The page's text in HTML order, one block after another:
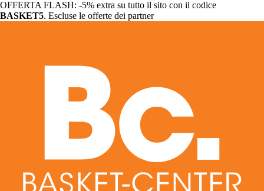
OFFERTA FLASH: -5% extra su tutto il sito con il codice
BASKET5. Escluse le offerte dei partner